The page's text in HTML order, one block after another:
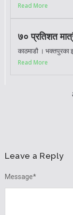
Read More
७० प्रतिशत
काठमाडौ । भक्तपुरका
Read More
Leave a Reply
Message*